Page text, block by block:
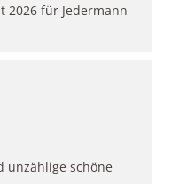
2026 für Jedermann
unzählige schöne